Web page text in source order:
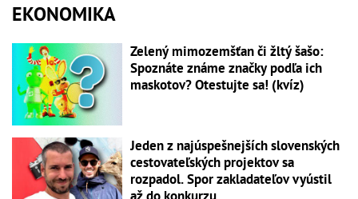
EKONOMIKA
Zelený mimozemšťan či žltý šašo:
Spoznáte známe značky podľa ich
maskotov? Otestujte sa! (kvíz)
Jeden z najúspešnejších slovenských
cestovateľských projektov sa
rozpadol. Spor zakladateľov vyústil